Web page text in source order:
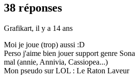
38 réponses
Grafikart, il y a 14 ans
Moi je joue (trop) aussi :D
Perso j'aime bien jouer support genre
mal (annie, Annivia, Cassiopea...)
Mon pseudo sur LOL : Le Raton Laveur